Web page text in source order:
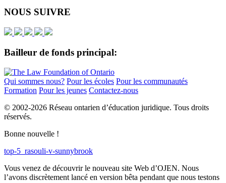
NOUS SUIVRE
Bailleur de fonds principal:
Qui sommes nous? Pour les écoles Pour les communautés
Formation Pour les jeunes Contactez-nous
© 2002-2026 Réseau ontarien d’éducation juridique. Tous droits
réservés.
Bonne nouvelle !
top-5_rasouli-v-sunnybrook
Vous venez de découvrir le nouveau site Web d’OJEN. Nous
l’avons discrètement lancé en version bêta pendant que nous testons